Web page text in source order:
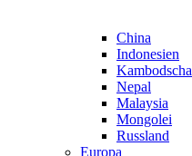
China
Indonesien
Kambodscha
Nepal
Malaysia
Mongolei
Russland
Europa